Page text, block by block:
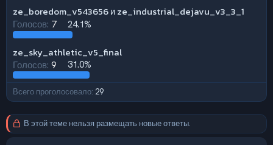
ze_boredom_v543656 и ze_industrial_dejavu_v3_3_1
Голосов: 7 24.1%
ze_sky_athletic_v5_final
Голосов: 9 31.0%
Всего проголосовало 29
В этой теме нельзя размещать новые ответы.